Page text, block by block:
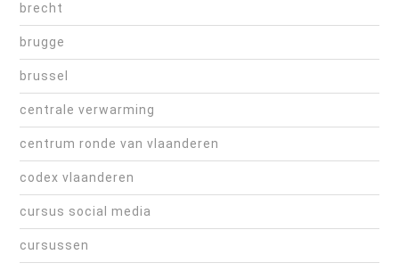
brecht
brugge
brussel
centrale verwarming
centrum ronde van vlaanderen
codex vlaanderen
cursus social media
cursussen